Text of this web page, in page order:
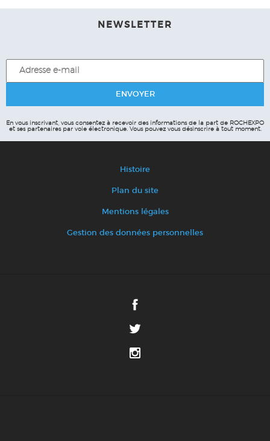
NEWSLETTER
En vous inscrivant, vous consentez à recevoir des informations de la part de ROCHEXPO
et ses partenaires par voie électronique.Vous pouvez vous désinscrire à tout moment.
Histoire
Plan du site
Mentions légales
Gestion des données personnelles